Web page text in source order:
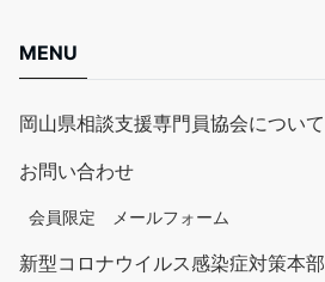
MENU
岡山県相談支援専門員協会について
お問い合わせ
会員限定 メールフォーム
新型コロナウイルス感染症対策本部